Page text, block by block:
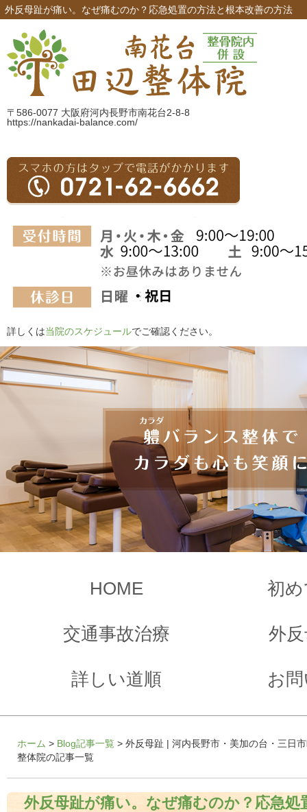
外反母趾が痛い。なぜ痛むのか？応急処置の方法と根本改善の方法
〒586-0077 大阪府河内長野市南花台2-8-8
https://nankadai-balance.com/
詳しくは当院のスケジュールでご確認ください。
HOME 初
交通事故治療 外
詳しい道順 お
ホーム > Blog記事一覧 > 外反母趾 | 河内長野市・美加の台・三日
整体院の記事一覧
外反母趾が痛い。なぜ痛むのか？応急処